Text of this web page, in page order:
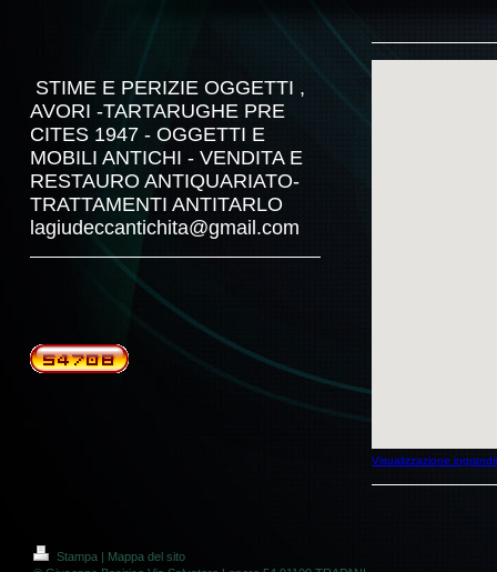
STIME E PERIZIE OGGETTI ,
AVORI -TARTARUGHE PRE
CITES 1947 - OGGETTI E
MOBILI ANTICHI - VENDITA E
RESTAURO ANTIQUARIATO-
TRATTAMENTI ANTITARLO
lagiudeccantichita@gmail.com
Visualizzazione
Stampa | Mappa del sito